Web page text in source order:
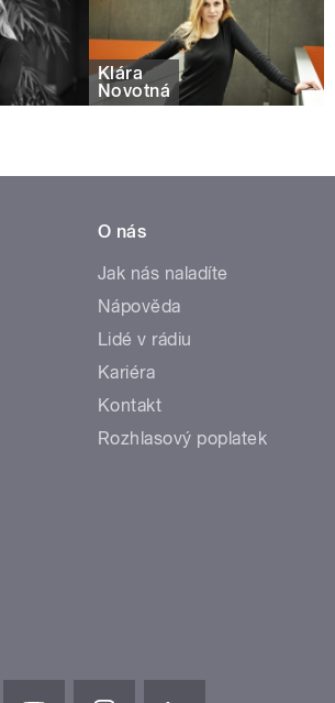
Klára
Novotná
O nás
Jak nás naladíte
Nápověda
Lidé v rádiu
Kariéra
Kontakt
Rozhlasový poplatek